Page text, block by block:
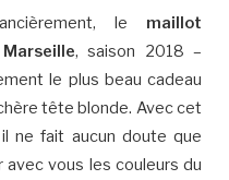
le maillot
, saison 2018 –
le plus beau cadeau
tête blonde. Avec cet
ne fait aucun doute que
vous les couleurs du